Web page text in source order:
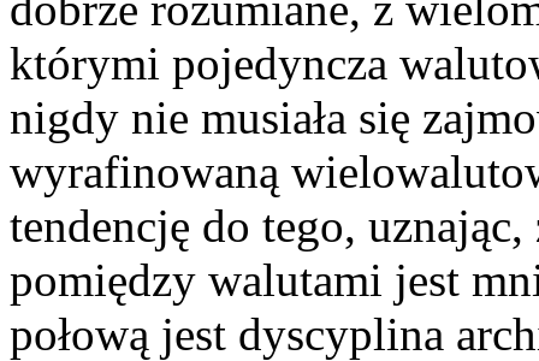
którymi pojedyncza
nigdy nie musiała się
wyrafinowaną
tendencję do tego, uznając,
pomiędzy walutami jest
połową jest dyscyplina